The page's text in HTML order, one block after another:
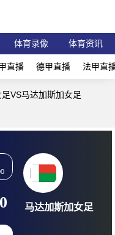
体育录像 体育资讯
直播 德甲直播 法甲直
VS马达加斯加女足
奥非预
06 21:00